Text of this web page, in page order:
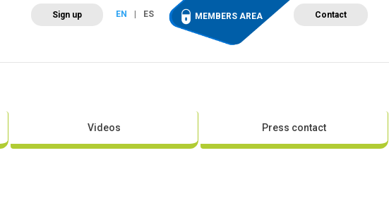
Sign up EN ES MEMBERS AREA Contact
Events Newsroom
Videos Press contact